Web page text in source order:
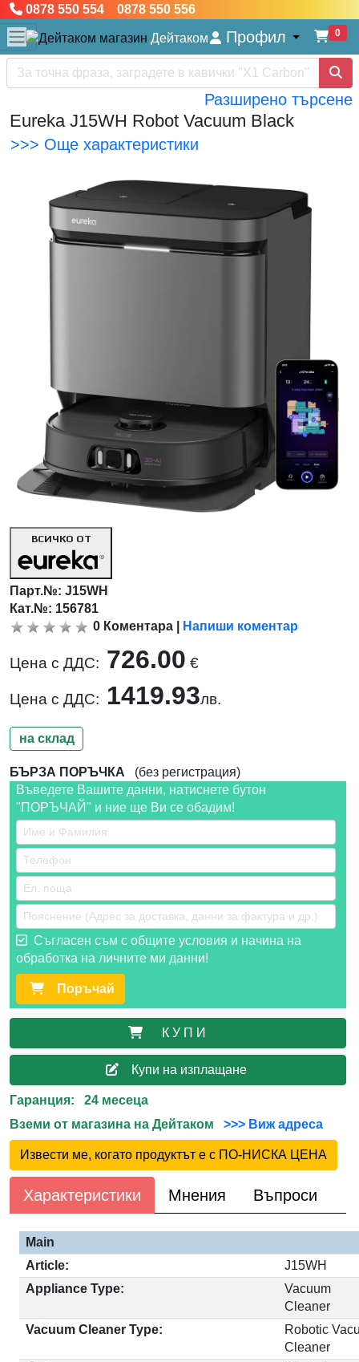
0878 550 554 0878 550 556
Дейтаком Профил 0
Разширено търсене
Eureka J15WH Robot Vacuum Black
>>> Още характеристики
ВСИЧКО ОТ
Парт.№:J15WH
Кат.№: 156781
0 Коментара Напиши коментар
Цена с ДДС: 726.00 €
Цена с ДДС: 1419.93лв.
на склад
БЪРЗА ПОРЪЧКА (без регистрация)
Въведете Вашите данни, натиснете бутон
"ПОРЪЧАЙ" и ние ще Ви се обадим!
Съгласен съм с общите условия и начина на
обработка на личните ми данни!
Поръчай
К У П И
Купи на изплащане
Гаранция: 24 месеца
Вземи от магазина на Дейтаком
>>> Виж адреса
Извести ме, когато продуктът е с ПО-НИСКА ЦЕНА
Характеристики Мнения Въпроси
Main
Article:
J15WH
Appliance Type:
Vacuum
Cleaner
Vacuum Cleaner Type:
Robotic
Cleaner